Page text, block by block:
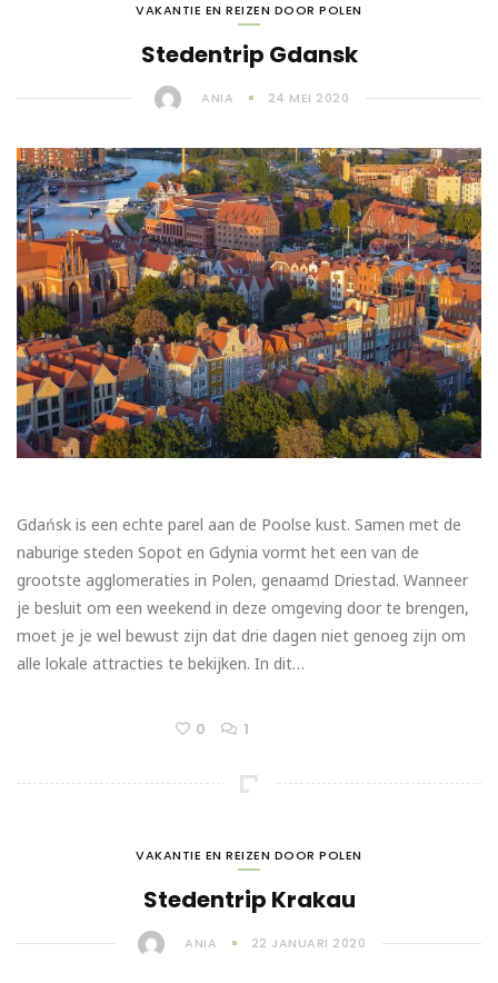
VAKANTIE EN REIZEN DOOR POLEN
Stedentrip Gdansk
ANIA 24 MEI 2020
Gdańsk is een echte parel aan de Poolse kust. Samen met de
naburige steden Sopot en Gdynia vormt het een van de
grootste agglomeraties in Polen, genaamd Driestad. Wanneer
je besluit om een weekend in deze omgeving door te brengen,
moet je je wel bewust zijn dat drie dagen niet genoeg zijn om
alle lokale attracties te bekijken. In dit…
0 1
VAKANTIE EN REIZEN DOOR POLEN
Stedentrip Krakau
ANIA 22 JANUARI 2020